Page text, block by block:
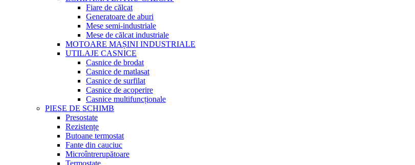
Fiare de călcat
Generatoare de aburi
Mese semi-industriale
Mese de călcat industriale
MOTOARE MAȘINI INDUSTRIALE
UTILAJE CASNICE
Casnice de brodat
Casnice de matlasat
Casnice de surfilat
Casnice de acoperire
Casnice multifuncționale
PIESE DE SCHIMB
Presostate
Rezistențe
Butoane termostat
Fante din cauciuc
Microîntrerupătoare
Termostate